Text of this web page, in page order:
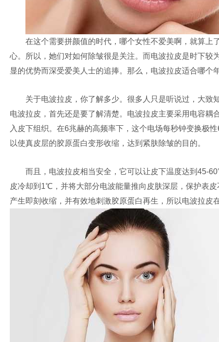
在这个需要拼颜值的时代，哪个女性不爱美啊，就算上
心。所以，她们对如何除皱很是关注。而电波拉皮是时下
显的优势而深受爱美人士的追捧。那么，电波拉皮适合哪个
关于电波拉皮，你了解多少。很多人只是听说过，大致
电波拉皮，首先还是要了解清楚。电波拉皮主要采用电容
入皮下组织。在6兆赫的高频率下，这个电场每秒钟变换极
以使真皮层的胶原蛋白变形收缩，达到紧肤除皱的目的。
而且，电波拉皮相当安全，它可以让皮下温度达到45-
皮冷却到1℃，并将大部分电波能量推向皮肤深层，保护表
产生即刻收缩，并有效地刺激胶原蛋白再生，所以电波拉皮